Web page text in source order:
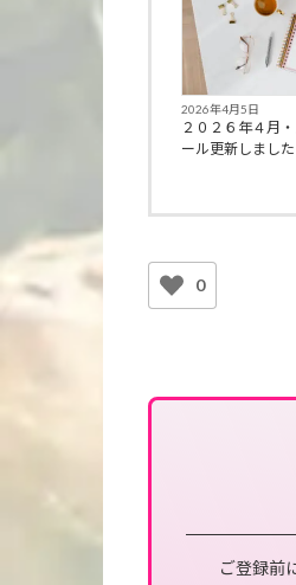
2026年4月5日
２０２６年４月
ール更新しました
0
ご登録前